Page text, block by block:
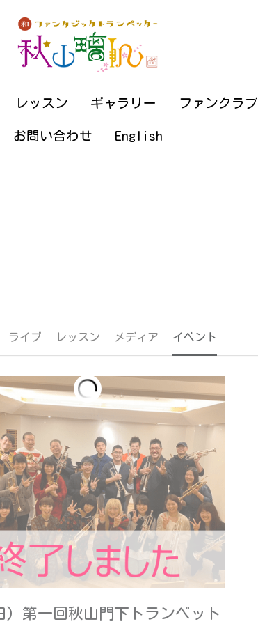
レッスン ギャラリー ファンクラブ
お問い合わせ English
レッスン ギャラリー ファンクラブ
お問い合わせ English
ライブ レッスン メディア イベント
) 第一回秋山門下トランペット